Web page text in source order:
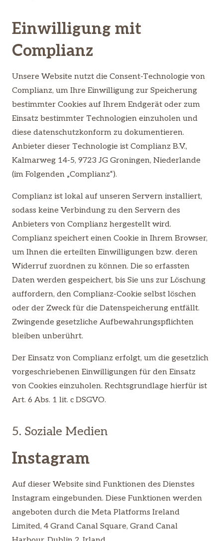
Einwilligung mit
Complianz
Unsere Website nutzt die Consent-Technologie von
Complianz, um Ihre Einwilligung zur Speicherung
bestimmter Cookies auf Ihrem Endgerät oder zum
Einsatz bestimmter Technologien einzuholen und
diese datenschutzkonform zu dokumentieren.
Anbieter dieser Technologie ist Complianz B.V.,
Kalmarweg 14-5, 9723 JG Groningen, Niederlande
(im Folgenden „Complianz“).
Complianz ist lokal auf unseren Servern installiert,
sodass keine Verbindung zu den Servern des
Anbieters von Complianz hergestellt wird.
Complianz speichert einen Cookie in Ihrem Browser,
um Ihnen die erteilten Einwilligungen bzw. deren
Widerruf zuordnen zu können. Die so erfassten
Daten werden gespeichert, bis Sie uns zur Löschung
auffordern, den Complianz-Cookie selbst löschen
oder der Zweck für die Datenspeicherung entfällt.
Zwingende gesetzliche Aufbewahrungspflichten
bleiben unberührt.
Der Einsatz von Complianz erfolgt, um die gesetzlich
vorgeschriebenen Einwilligungen für den Einsatz
von Cookies einzuholen. Rechtsgrundlage hierfür ist
Art. 6 Abs. 1 lit. c DSGVO.
5. Soziale Medien
Instagram
Auf dieser Website sind Funktionen des Dienstes
Instagram eingebunden. Diese Funktionen werden
angeboten durch die Meta Platforms Ireland
Limited, 4 Grand Canal Square, Grand Canal